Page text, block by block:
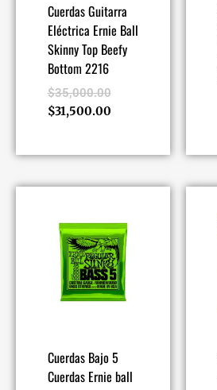
Cuerdas Guitarra
Eléctrica Ernie Ball
Skinny Top Beefy
Bottom 2216
$35,000.00
$31,500.00
Cuerdas Bajo 5
Cuerdas Ernie ball